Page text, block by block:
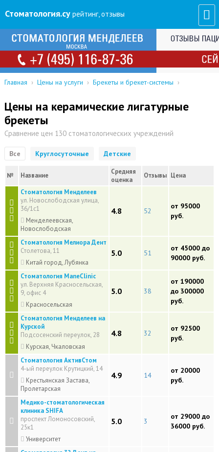
Стоматология.су рейтинг, отзывы
Главная › Цены на услуги › Брекеты и брекет-системы ›
Цены на керамические лигатурные
брекеты
Сравнение цен 130 стоматологических учреждений
Все Круглосуточные Детские
№ Название
Средняя
оценка
Отзывы Цена
Стоматология Менделеев
ул. Новослободская улица,
36/1с1
Менделеевская,
Новослободская
4.8 52
от 95000
руб.
Стоматология Мелиора Дент
Столетова, 11
Китай город, Лубянка
5.0 51
от 45000 до
90000 руб.
Стоматология ManeClinic
ул. Верхняя Красносельская,
9, офис 4
Красносельская
5.0 38
от 190000
до 300000
руб.
Стоматология Менделеев на
Курской
Подсосенский переулок, 28
Курская, Чкаловская
4.8 32
от 92500
руб.
Стоматология АктивСтом
4-ый переулок Крутицкий, 14
Крестьянская Застава,
Пролетарская
4.9 14
от 20000
руб.
Медико-стоматологическая
клиника SHIFA
проспект Ломоносовский,
25к1
Университет
5.0 3
от 29000 до
36000 руб.